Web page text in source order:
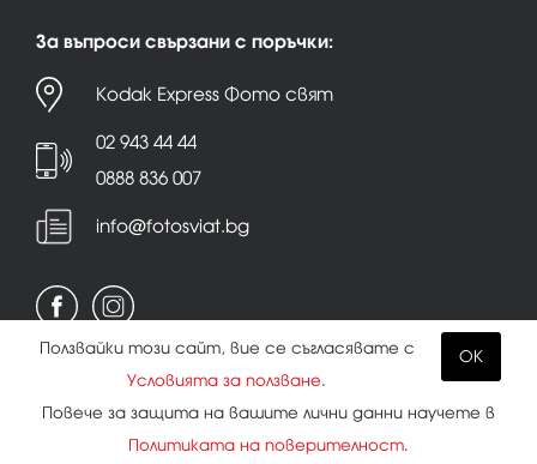
За въпроси свързани с поръчки:
Kodak Express Фото свят
02 943 44 44
0888 836 007
info@fotosviat.bg
|Бисквитки
OK
Ползвайки този сайт, вие се съгласявате с
Условията за ползване.
Повече за защита на вашите лични данни научете в
Политиката на поверителност.